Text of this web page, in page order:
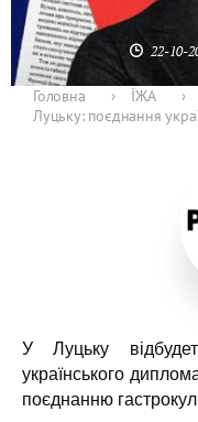
22-10-
Головна › ЇЖА ›
Луцьку: поєднання
У Луцьку
українського
поєднанню